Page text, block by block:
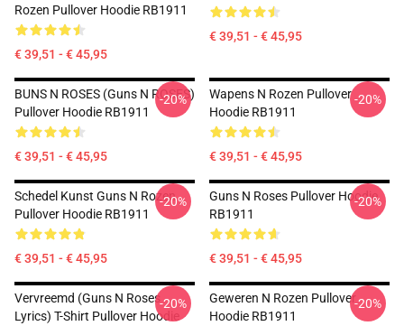
Rozen Pullover Hoodie RB1911
€ 39,51 - € 45,95
€ 39,51 - € 45,95
BUNS N ROSES (guns N ROSES)
Pullover Hoodie RB1911
€ 39,51 - € 45,95
-20%
Wapens N Rozen Pullover
Hoodie RB1911
€ 39,51 - € 45,95
-20%
Schedel Kunst Guns N Rozen
Pullover Hoodie RB1911
€ 39,51 - € 45,95
-20%
Guns N Roses Pullover Hoodie
RB1911
€ 39,51 - € 45,95
-20%
Vervreemd (Guns N Roses
Lyrics) T-Shirt Pullover Hoodie
-20%
Geweren N Rozen Pullover
Hoodie RB1911
-20%